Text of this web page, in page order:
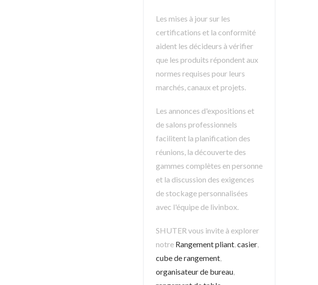
Les mises à jour sur les
certifications et la conformité
aident les décideurs à vérifier
que les produits répondent aux
normes requises pour leurs
marchés, canaux et projets.
Les annonces d'expositions et
de salons professionnels
facilitent la planification des
réunions, la découverte des
gammes complètes en personne
et la discussion des exigences
de stockage personnalisées
avec l'équipe de livinbox.
SHUTER vous invite à explorer
notre Rangement pliant,casier,
cube de rangement,
organisateur de bureau,